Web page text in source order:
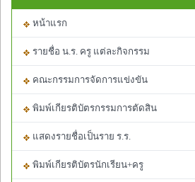
หน้าแรก
รายชื่อ น.ร. ครู แต่ละกิจกรรม
คณะกรรมการจัดการแข่งขัน
พิมพ์เกียรติบัตรกรรมการตัดสิน
แสดงรายชื่อเป็นราย ร.ร.
พิมพ์เกียรติบัตรนักเรียน+ครู